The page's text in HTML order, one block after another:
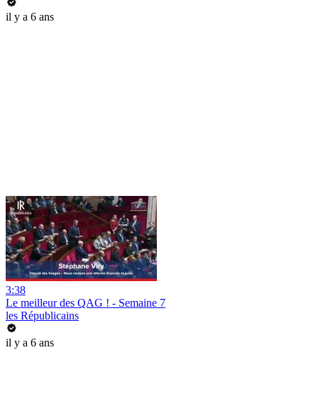
il y a 6 ans
3:38
Le meilleur des QAG ! - Semaine 7
les Républicains
il y a 6 ans